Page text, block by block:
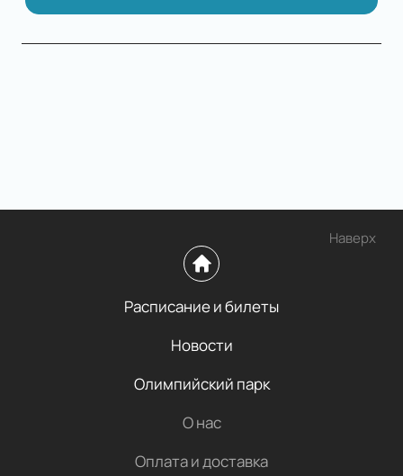
Наверх
Расписание и билеты
Новости
Олимпийский парк
О нас
Оплата и доставка